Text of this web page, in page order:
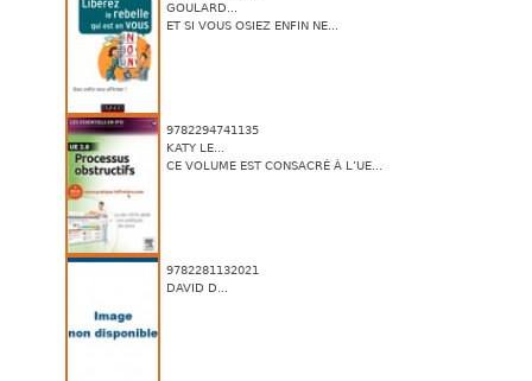
GOULARD...
ET SI VOUS OSIEZ ENFIN NE...
9782294741135
KATY LE...
CE VOLUME EST CONSACRÉ À L’UE...
9782281132021
DAVID D...